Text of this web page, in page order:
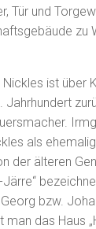
Tür und
zu
ist über
Jahrhundert
als
der älteren
bzw.
das Haus